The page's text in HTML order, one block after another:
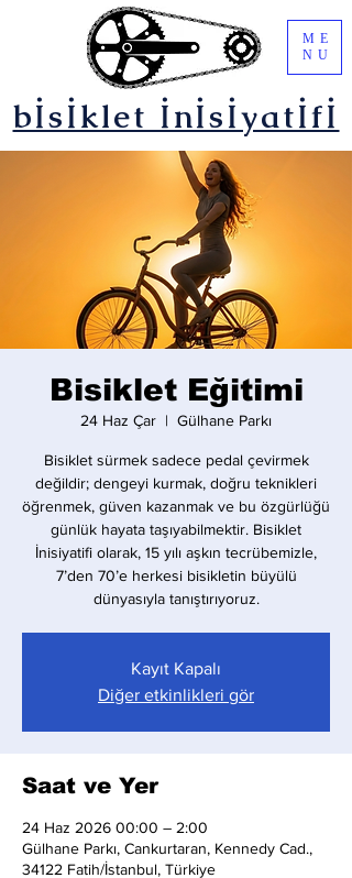
bİsİklet İnİsİyatİfİ
ME
NU
Bisiklet Eğitimi
24 Haz Çar
  |
Gülhane Parkı
Bisiklet sürmek sadece pedal çevirmek
değildir; dengeyi kurmak, doğru teknikleri
öğrenmek, güven kazanmak ve bu özgürlüğü
günlük hayata taşıyabilmektir. Bisiklet
İnisiyatifi olarak, 15 yılı aşkın tecrübemizle,
7’den 70’e herkesi bisikletin büyülü
dünyasıyla tanıştırıyoruz.
Kayıt Kapalı
Diğer etkinlikleri gör
Saat ve Yer
24 Haz 2026 00:00 – 2:00
Gülhane Parkı, Cankurtaran, Kennedy Cad.,
34122 Fatih/İstanbul, Türkiye